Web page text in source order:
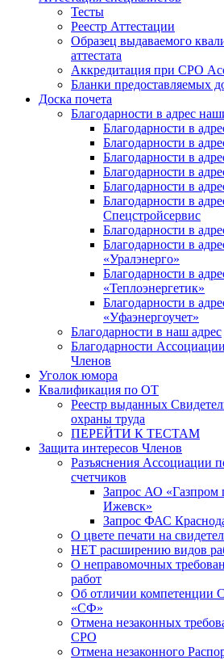
Тесты
Реестр Аттестации
Образец выдаваемого
аттестата
Аккредитация при СРО
Бланки предоставляемых
Доска почета
Благодарности в адрес
Благодарности в
Благодарности в
Благодарности в
Благодарности в
Благодарности в
Благодарности в
Спецстройсервис
Благодарности в
Благодарности в
«Уралэнерго»
Благодарности в
«Теплоэнергетик»
Благодарности в
«Уфаэнергоучет»
Благодарности в наш адрес
Благодарности
Членов
Уголок юмора
Квалификация по ОТ
Реестр выданных
охраны труда
ПЕРЕЙТИ К ТЕСТАМ
Защита интересов Членов
Разъяснения Ассоциации
счетчиков
Запрос АО «Газпром
Ижевск»
Запрос ФАС
О цвете печати на
НЕТ расширению видов
О неправомочных
работ
Об отличии компетенции
«СФ»
Отмена незаконных
СРО
Отмена незаконного